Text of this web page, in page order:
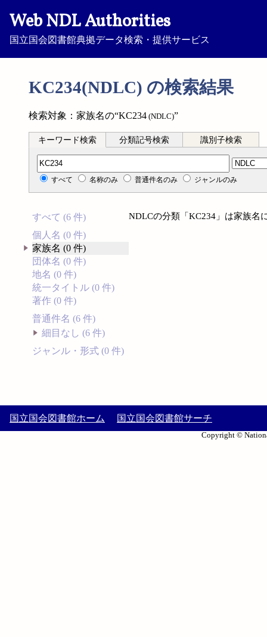
Web NDL Authorities
国立国会図書館典拠データ検索・提供サービス
KC234(NDLC) の検索結果
検索対象：家族名の“KC234 (NDLC)”
キーワード検索 分類記号検索 識別子検索
分類記号検索
すべて 名称のみ 普通件名のみ ジャンルのみ
すべて (6 件)
個人名 (0 件)
家族名 (0 件)
団体名 (0 件)
地名 (0 件)
統一タイトル (0 件)
著作 (0 件)
普通件名 (6 件)
細目なし (6 件)
ジャンル・形式 (0 件)
NDLCの分類「KC234」は家族名
国立国会図書館ホーム 国立国会図書館サーチ
Copyright ©